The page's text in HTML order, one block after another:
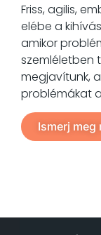
Friss, agilis,
elébe a
amikor
szemléletben
megjavítunk,
problémákat
Ismerj meg